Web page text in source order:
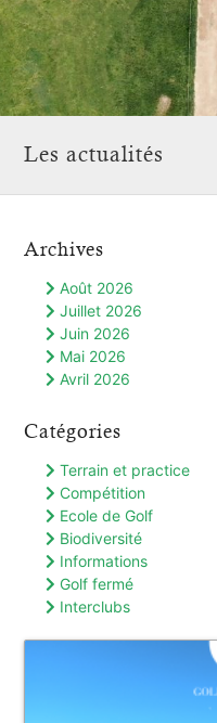
Les actualités
Archives
Août 2026
Juillet 2026
Juin 2026
Mai 2026
Avril 2026
Catégories
Terrain et practice
Compétition
Ecole de Golf
Biodiversité
Informations
Golf fermé
Interclubs